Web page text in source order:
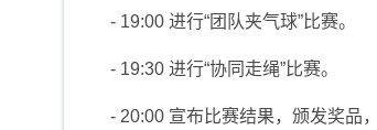
- 19:00 进行“团队夹气球”比赛。
- 19:30 进行“协同走绳”比赛。
- 20:00 宣布比赛结果，颁发奖品